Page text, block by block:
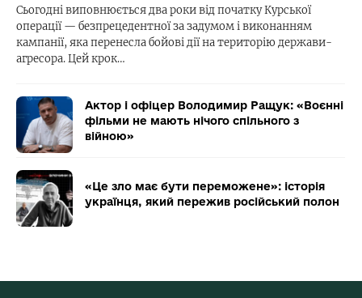
Сьогодні виповнюється два роки від початку Курської
операції — безпрецедентної за задумом і виконанням
кампанії, яка перенесла бойові дії на територію держави-
агресора. Цей крок…
Актор і офіцер Володимир Ращук: «Воєнні
фільми не мають нічого спільного з
війною»
«Це зло має бути переможене»: історія
українця, який пережив російський полон